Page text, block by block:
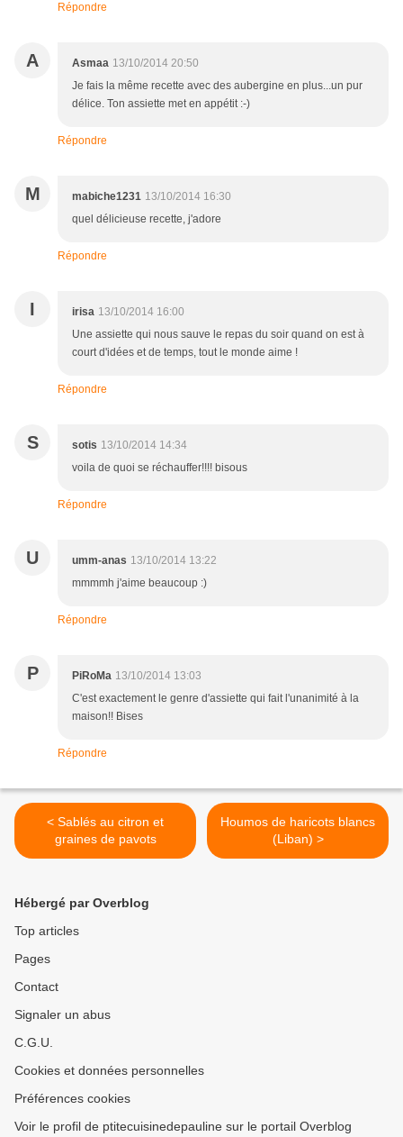
Répondre
A Asmaa 13/10/2014 20:50
Je fais la même recette avec des aubergine en plus...un pur
délice. Ton assiette met en appétit :-)
Répondre
M mabiche1231 13/10/2014 16:30
quel délicieuse recette, j'adore
Répondre
I irisa 13/10/2014 16:00
Une assiette qui nous sauve le repas du soir quand on est à
court d'idées et de temps, tout le monde aime !
Répondre
S sotis 13/10/2014 14:34
voila de quoi se réchauffer!!!! bisous
Répondre
U umm-anas 13/10/2014 13:22
mmmmh j'aime beaucoup :)
Répondre
P PiRoMa 13/10/2014 13:03
C'est exactement le genre d'assiette qui fait l'unanimité à la
maison!! Bises
Répondre
< Sablés au citron et
graines de pavots
Houmos de haricots blancs
(Liban) >
Hébergé par Overblog
Top articles
Pages
Contact
Signaler un abus
C.G.U.
Cookies et données personnelles
Préférences cookies
Voir le profil de ptitecuisinedepauline sur le portail Overblog